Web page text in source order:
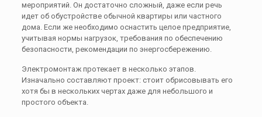
мероприятий. Он достаточно сложный, даже если речь
идет об обустройстве обычной квартиры или частного
дома. Если же необходимо оснастить целое предприятие,
учитывая нормы нагрузок, требования по обеспечению
безопасности, рекомендации по энергосбережению.
Электромонтаж протекает в несколько этапов.
Изначально составляют проект: стоит обрисовывать его
хотя бы в нескольких чертах даже для небольшого и
простого объекта.